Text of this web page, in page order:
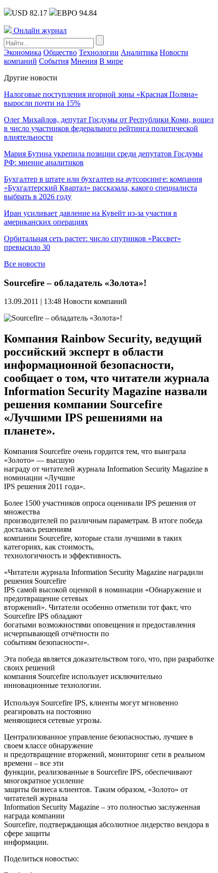
USD 82.17 ЕВРО 94.84
Онлайн журнал
Экономика Общество Технологии Аналитика Новости
компаний События Мнения В мире
Другие новости
Налоговые поступления игорной зоны «Красная Поляна»
выросли почти на 15%
Олег Михайлов, депутат Госдумы от Республики Коми, вошел
в число участников федерального рейтинга политической
влиятельности
Мария Бутина укрепила позиции среди депутатов Госдумы
РФ: мнение аналитиков
Бухгалтер в штате или бухгалтер на аутсорсинге: компания
«Бухгалтерский Квартал» рассказала, какого специалиста
выбрать в 2026 году
Иран усиливает давление на Кувейт из-за участия в
американских операциях
Орбитальная сеть растет: число спутников «Рассвет»
превысило 30
Все новости
Sourcefire – обладатель «Золота»!
13.09.2011 | 13:48 Новости компаний
Компания Rainbow Security, ведущий
российский эксперт в области
информационной безопасности,
сообщает о том, что читатели журнала
Information Security Magazine назвали
решения компании Sourcefire
«Лучшими IPS решениями на
планете».
Компания Sourcefire очень гордится тем, что выиграла
«Золото» — высшую
награду от читателей журнала Information Security Magazine в
номинации «Лучшие
IPS решения 2011 года».
Более 1500 участников опроса оценивали IPS решения от
множества
производителей по различным параметрам. В итоге победа
досталась решениям
компании Sourcefire, которые стали лучшими в таких
категориях, как стоимость,
технологичность и эффективность.
«Читатели журнала Information Security Magazine наградили
решения Sourcefire
IPS самой высокой оценкой в номинации «Обнаружение и
предотвращение сетевых
вторжений». Читатели особенно отметили тот факт, что
Sourcefire IPS обладают
богатыми возможностями оповещения и предоставления
исчерпывающей отчётности по
событиям безопасности».
Эта победа является доказательством того, что, при разработке
своих решений
компания Sourcefire использует исключительно
инновационные технологии.
Используя Sourcefire IPS, клиенты могут мгновенно
реагировать на постоянно
меняющиеся сетевые угрозы.
Централизованное управление безопасностью, лучшее в
своем классе обнаружение
и предотвращение вторжений, мониторинг сети в реальном
времени – все эти
функции, реализованные в Sourcefire IPS, обеспечивают
многократное усиление
защиты бизнеса клиентов. Таким образом, «Золото» от
читателей журнала
Information Security Magazine – это полностью заслуженная
награда компании
Sourcefire, подтверждающая абсолютное лидерство вендора в
сфере защиты
информации.
Поделиться новостью: